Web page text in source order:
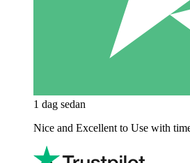
1 dag sedan
Nice and Excellent to Use with